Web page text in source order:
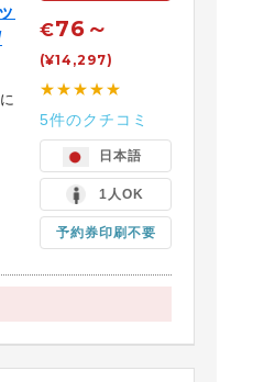
€76～
(¥14,297)
★★★★★
5件のクチコミ
日本語
1人OK
予約券印刷不要